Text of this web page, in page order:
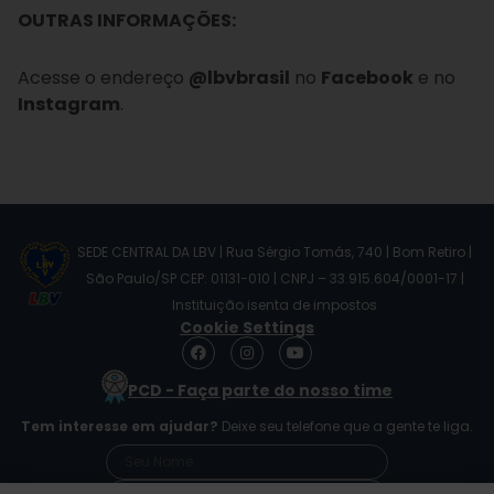
OUTRAS INFORMAÇÕES:
Acesse o endereço @lbvbrasil no Facebook e no
Instagram.
SEDE CENTRAL DA LBV | Rua Sérgio Tomás, 740 | Bom Retiro |
São Paulo/SP CEP: 01131-010 | CNPJ – 33.915.604/0001-17 |
Instituição isenta de impostos
Cookie Settings
F
a
e
o
o
I
n
s
t
g
r
m
Y
o
t
b
e
PCD - Faça parte do nosso time
Tem interesse em ajudar? Deixe seu telefone que a gente te liga.